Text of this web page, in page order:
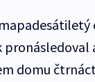
pronásledoval
domu